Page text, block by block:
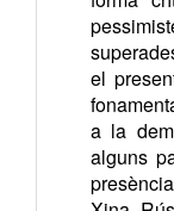
el
a la
alguns